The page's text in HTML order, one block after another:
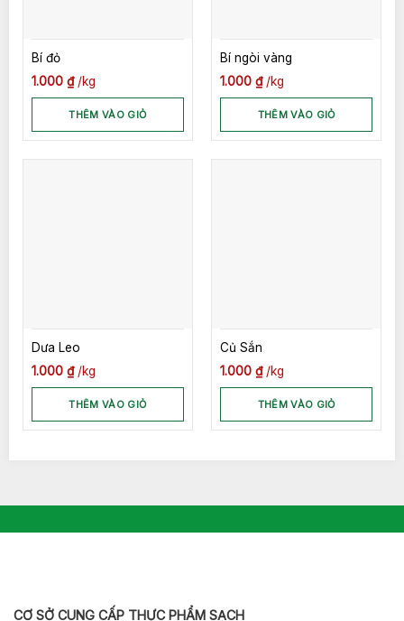
Bí đỏ
1.000 ₫ kg
THÊM VÀO GIỎ
Bí ngòi vàng
1.000 ₫ kg
THÊM VÀO GIỎ
Dưa Leo
1.000 ₫ kg
THÊM VÀO GIỎ
Củ Sắn
1.000 ₫ kg
THÊM VÀO GIỎ
CƠ SỞ CUNG CẤP THỰC PHẨM SẠCH